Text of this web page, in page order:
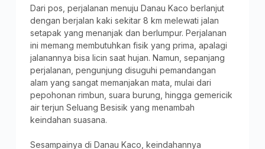
Dari pos, perjalanan menuju Danau Kaco berlanjut
dengan berjalan kaki sekitar 8 km melewati jalan
setapak yang menanjak dan berlumpur. Perjalanan
ini memang membutuhkan fisik yang prima, apalagi
jalanannya bisa licin saat hujan. Namun, sepanjang
perjalanan, pengunjung disuguhi pemandangan
alam yang sangat memanjakan mata, mulai dari
pepohonan rimbun, suara burung, hingga gemericik
air terjun Seluang Besisik yang menambah
keindahan suasana.
Sesampainya di Danau Kaco, keindahannya